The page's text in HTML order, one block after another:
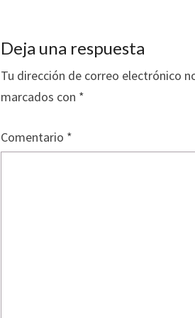
Deja una respuesta
Tu dirección de correo electrónico
marcados con *
Comentario *